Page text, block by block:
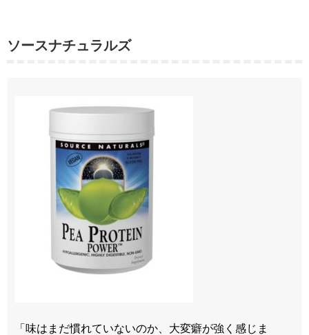
ソースナチュラルズ
「味はまだ慣れていないのか、大変癖が強く感じま